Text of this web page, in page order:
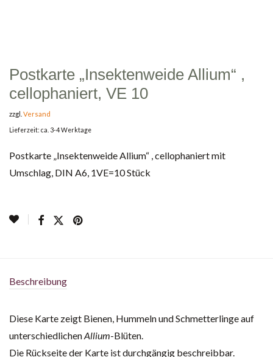
Postkarte „Insektenweide Allium“ ,
cellophaniert, VE 10
zzgl. Versand
Lieferzeit: ca. 3-4 Werktage
Postkarte „Insektenweide Allium“ , cellophaniert mit
Umschlag, DIN A6, 1VE=10 Stück
Beschreibung
Diese Karte zeigt Bienen, Hummeln und Schmetterlinge auf
unterschiedlichenAllium-Blüten.
Die Rückseite der Karte ist durchgängig beschreibbar.